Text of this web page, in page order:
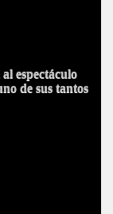
espectáculo
de sus tantos